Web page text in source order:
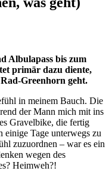
Albulapass bis zum
primär dazu diente,
Greenhorn geht.
in meinem Bauch. Die
der Mann mich mit ins
Gravelbike, die fertig
einige Tage unterwegs zu
zuzuordnen – war es ein
wegen des
Heimweh?!